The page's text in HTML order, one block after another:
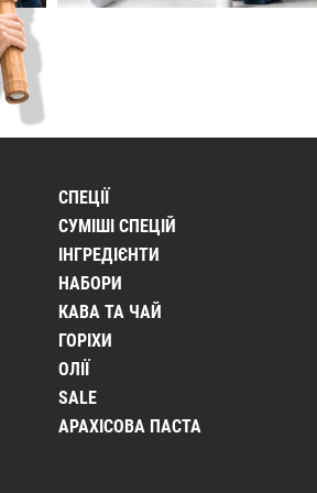
СПЕЦІЇ
CУМІШІ СПЕЦІЙ
ІНГРЕДІЄНТИ
НАБОРИ
КАВА ТА ЧАЙ
ГОРІХИ
ОЛІЇ
SALE
АРАХІСОВА ПАСТА